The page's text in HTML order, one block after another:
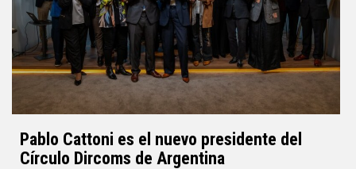
Pablo Cattoni es el nuevo presidente del
Círculo Dircoms de Argentina